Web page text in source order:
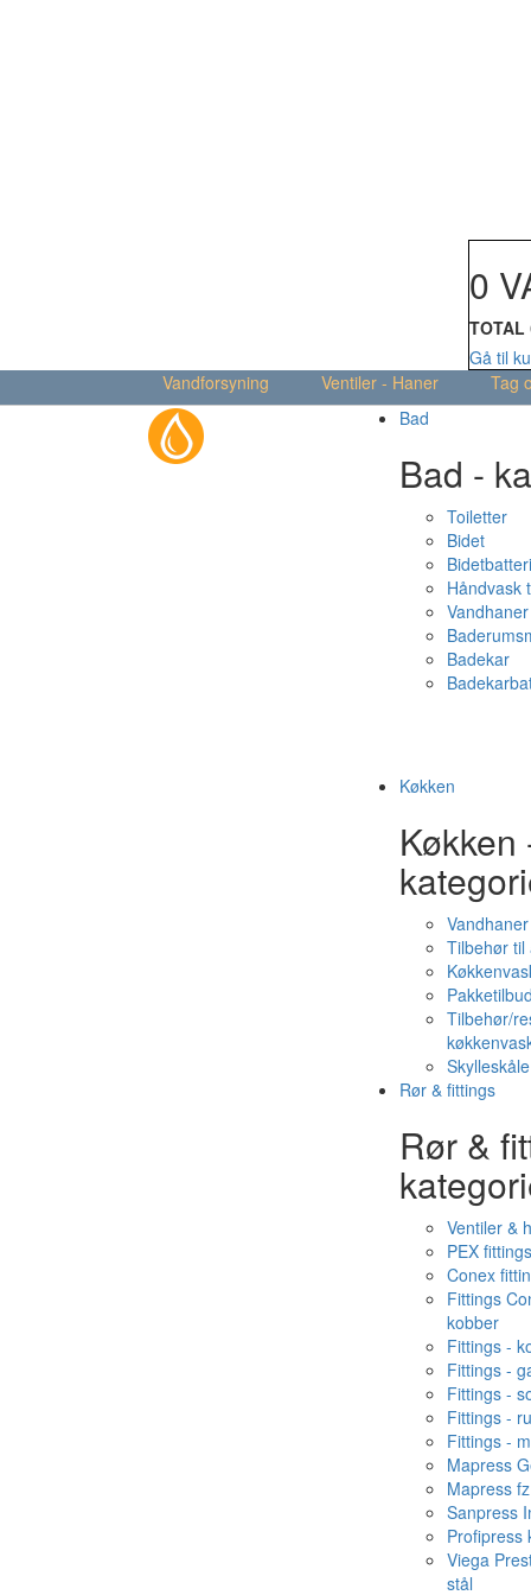
0
TOTAL
Gå til
Vandforsyning
Ventiler - Haner
Tag
Bad
Bad -
Toiletter
Bidet
Håndvask
Badekar
Køkken
Køkken
Vandhaner
Tilbehør
Tilbehør/
Rør & fittings
Rør &
Ventiler &
PEX fittings
Conex
Fittings
kobber
Fittings -
Fittings -
Fittings -
Fittings -
Fittings -
Mapress
Mapress fz
Sanpress
Profipress
Viega
stål